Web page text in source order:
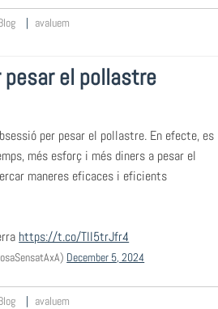
avaluem
pesar el pollastre
per pesar el pollastre. En efecte, es
més esforç i més diners a pesar el
maneres eficaces i eficients
https://t.co/TII5trJfr4
December 5, 2024
avaluem